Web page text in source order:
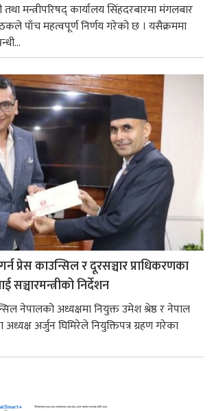
तथा मन्त्रीपरिषद् कार्यालय सिंहदरबारमा मंगलबार
पाँच महत्वपूर्ण निर्णय गरेको छ । यसैक्रममा
प्रेस काउन्सिल र दूरसञ्चार प्राधिकरणका
सञ्चारमन्त्रीको निर्देशन
नेपालको अध्यक्षमा नियुक्त उमेश श्रेष्ठ र नेपाल
अध्यक्ष अर्जुन घिमिरेले नियुक्तिपत्र ग्रहण गरेका